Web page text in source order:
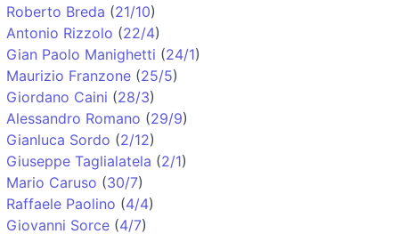
Roberto Breda (21/10)
Antonio Rizzolo (22/4)
Gian Paolo Manighetti (24/1)
Maurizio Franzone (25/5)
Giordano Caini (28/3)
Alessandro Romano (29/9)
Gianluca Sordo (2/12)
Giuseppe Taglialatela (2/1)
Mario Caruso (30/7)
Raffaele Paolino (4/4)
Giovanni Sorce (4/7)